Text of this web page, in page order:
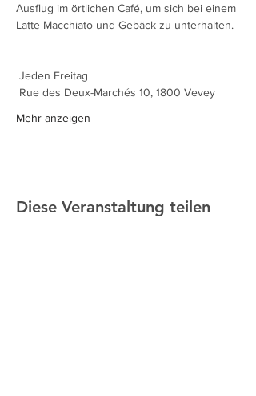
Ausflug im örtlichen Café, um sich bei einem
Latte Macchiato und Gebäck zu unterhalten.
Jeden Freitag
Rue des Deux-Marchés 10, 1800 Vevey
Mehr anzeigen
Diese Veranstaltung teilen